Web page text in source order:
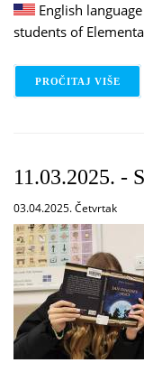
English
students of
PROČITAJ VIŠE
11.03.2025. -
03.04.2025. Četvrtak